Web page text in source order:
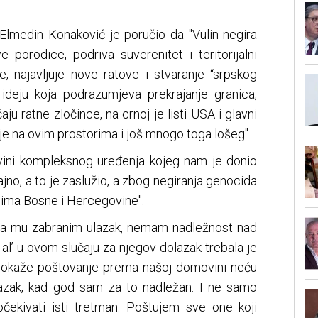
Konaković je poručio da "Vulin negira
porodice, podriva suverenitet i teritorijalni
najavljuje nove ratove i stvaranje “srpskog
koja podrazumjeva prekrajanje granica,
ratne zločince, na crnoj je listi USA i glavni
na ovim prostorima i još mnogo toga lošeg".
kompleksnog uređenja kojeg nam je donio
a to je zaslužio, a zbog negiranja genocida
Bosne i Hercegovine".
mu zabranim ulazak, nemam nadležnost nad
u ovom slučaju za njegov dolazak trebala je
poštovanje prema našoj domovini neću
kad god sam za to nadležan. I ne samo
isti tretman. Poštujem sve one koji